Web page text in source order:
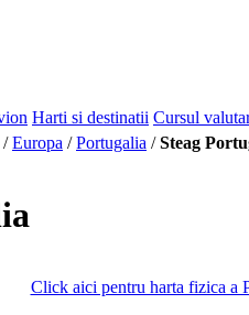
Harti si destinatii Cursul
/Europa /Portugalia /Steag
Click aici pentru harta fizica a